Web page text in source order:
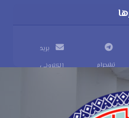
تيليجرام
بريد
إلكتروني